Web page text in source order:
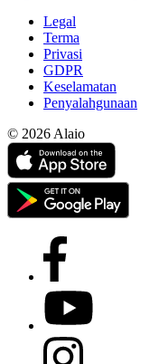
Legal
Terma
Privasi
GDPR
Keselamatan
Penyalahgunaan
© 2026 Alaio